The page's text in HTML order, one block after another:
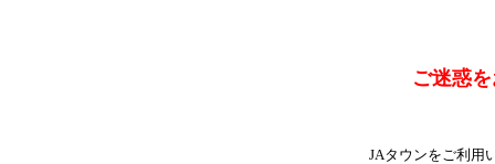
ご迷惑
JAタウンをご利用